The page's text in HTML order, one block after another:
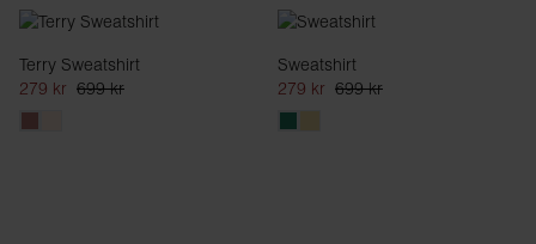
Terry Sweatshirt
279 kr 699 kr
Sweatshirt
279 kr 699 kr